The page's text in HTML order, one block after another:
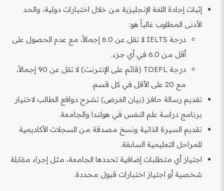
إثبات إجادة اللغة الإنجليزية من خلال اختبارات دولية، والحد
الأدنى المطلوب غالباً هو:
درجة IELTS لا تقل عن 6.0 إجمالاً، مع عدم الحصول على
أقل من 6.0 في أي جزء.
درجة TOEFL (قائم على الإنترنت) لا تقل عن 90 إجمالاً،
مع 20 على الأقل في كل قسم.
تقديم رسالة حافز (بيان الغرض) تشرح دوافع الطالب لاختيار
برنامج دراسة علم النفس في هولندا والجامعة.
تقديم السيرة الذاتية ونسخ مصدقة من السجلات الأكاديمية
للمراحل التعليمية السابقة.
اجتياز أي متطلبات إضافية تحددها الجامعة، مثل إجراء مقابلة
شخصية أو اجتياز اختبارات قبول محددة.